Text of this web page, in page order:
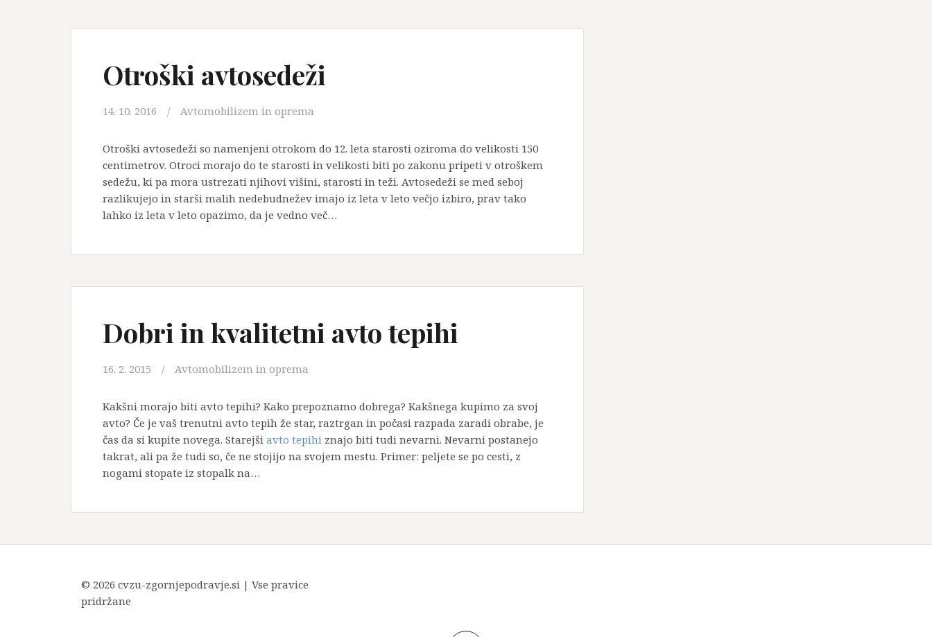
Otroški avtosedeži
14. 10. 2016 Avtomobilizem in oprema
Otroški avtosedeži so namenjeni otrokom do 12. leta starosti oziroma do velikosti 150
centimetrov. Otroci morajo do te starosti in velikosti biti po zakonu pripeti v otroškem
sedežu, ki pa mora ustrezati njihovi višini, starosti in teži. Avtosedeži se med seboj
razlikujejo in starši malih nedebudnežev imajo iz leta v leto večjo izbiro, prav tako
lahko iz leta v leto opazimo, da je vedno več…
Dobri in kvalitetni avto tepihi
16. 2. 2015 Avtomobilizem in oprema
Kakšni morajo biti avto tepihi? Kako prepoznamo dobrega? Kakšnega kupimo za svoj
avto? Če je vaš trenutni avto tepih že star, raztrgan in počasi razpada zaradi obrabe, je
čas da si kupite novega. Starejši avto tepihi znajo biti tudi nevarni. Nevarni postanejo
takrat, ali pa že tudi so, če ne stojijo na svojem mestu. Primer: peljete se po cesti, z
nogami stopate iz stopalk na…
© 2026 cvzu-zgornjepodravje.si | Vse pravice
pridržane